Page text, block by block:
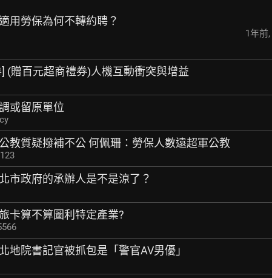
用勞保為何不轉約聘？
1年前,
(贈百元超商禮券)人機互動衝突與增益
或留原單位
教質疑撥補不公 何佩珊：勞保人數遠超軍公教
市政府的承辦人是不是涼了？
卡算不算圖利特定產業?
地院書記官被抓包是「警官AV男優」